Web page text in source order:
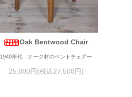
Oak Bentwood Chair
1940年代 オーク材のベントチェアー
25,000円(税込27,500円)